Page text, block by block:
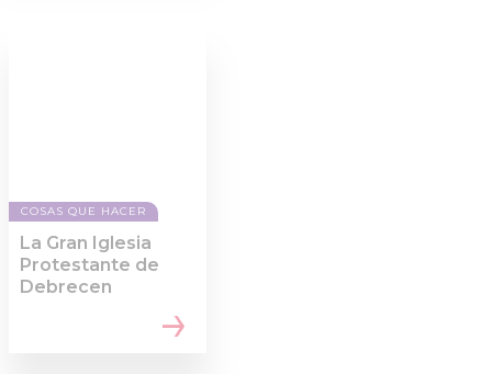
COSAS QUE HACER
La Gran Iglesia
Protestante de
Debrecen